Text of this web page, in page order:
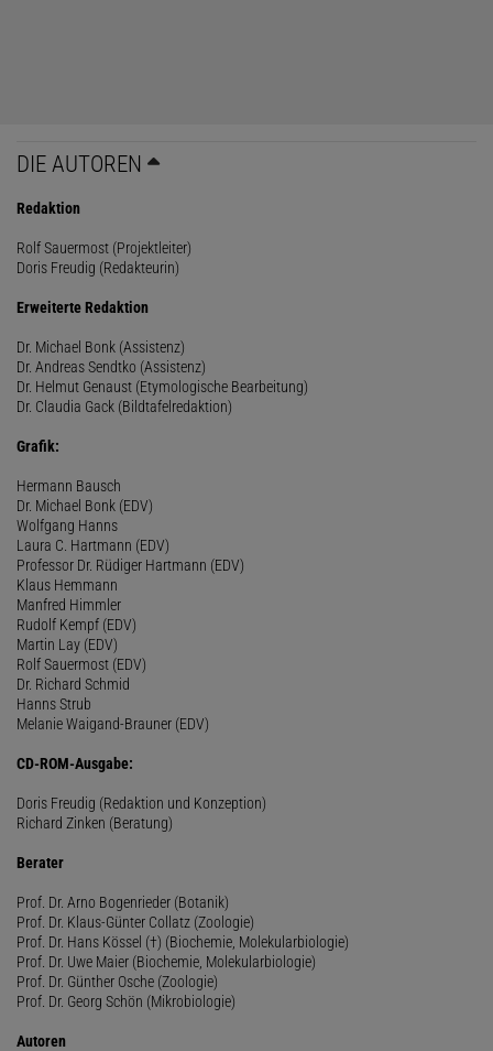
DIE AUTOREN
Redaktion
Rolf Sauermost (Projektleiter)
Doris Freudig (Redakteurin)
Erweiterte Redaktion
Dr. Michael Bonk (Assistenz)
Dr. Andreas Sendtko (Assistenz)
Dr. Helmut Genaust (Etymologische Bearbeitung)
Dr. Claudia Gack (Bildtafelredaktion)
Grafik:
Hermann Bausch
Dr. Michael Bonk (EDV)
Wolfgang Hanns
Laura C. Hartmann (EDV)
Professor Dr. Rüdiger Hartmann (EDV)
Klaus Hemmann
Manfred Himmler
Rudolf Kempf (EDV)
Martin Lay (EDV)
Rolf Sauermost (EDV)
Dr. Richard Schmid
Hanns Strub
Melanie Waigand-Brauner (EDV)
CD-ROM-Ausgabe:
Doris Freudig (Redaktion und Konzeption)
Richard Zinken (Beratung)
Berater
Prof. Dr. Arno Bogenrieder (Botanik)
Prof. Dr. Klaus-Günter Collatz (Zoologie)
Prof. Dr. Hans Kössel (†) (Biochemie, Molekularbiologie)
Prof. Dr. Uwe Maier (Biochemie, Molekularbiologie)
Prof. Dr. Günther Osche (Zoologie)
Prof. Dr. Georg Schön (Mikrobiologie)
Autoren